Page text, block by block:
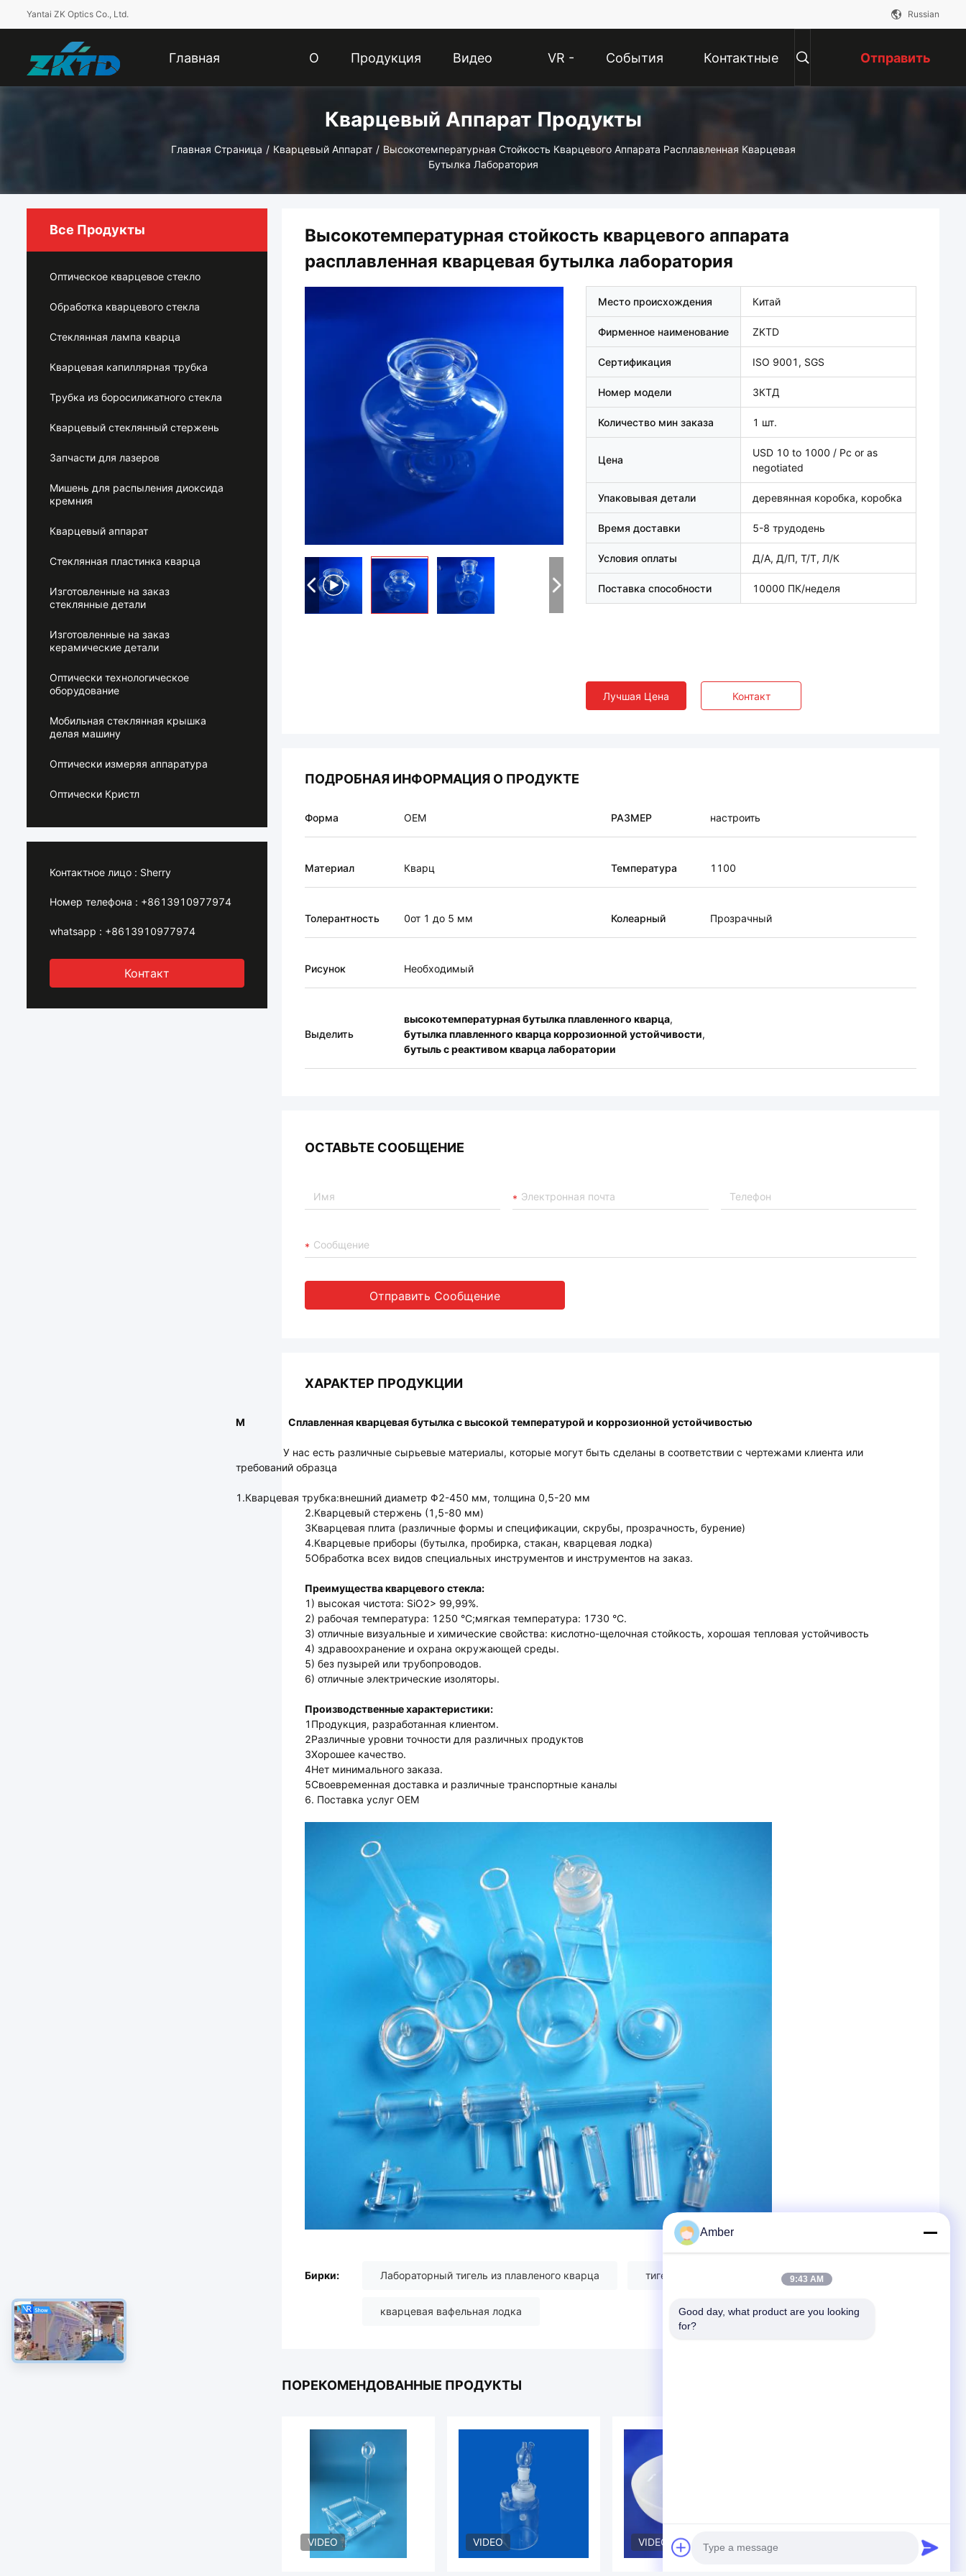
Yantai ZK Optics Co., Ltd. Russian
Главная О Продукция Видео VR -
Шоу
События Контактные Отправить
Кварцевый Аппарат Продукты
Главная Страница / Кварцевый Аппарат / Высокотемпературная Стойкость Кварцевого Аппарата Расплавленная Кварцевая
Бутылка Лаборатория
Все Продукты
Оптическое кварцевое стекло
Обработка кварцевого стекла
Стеклянная лампа кварца
Кварцевая капиллярная трубка
Трубка из боросиликатного стекла
Кварцевый стеклянный стержень
Запчасти для лазеров
Мишень для распыления диоксида
кремния
Кварцевый аппарат
Стеклянная пластинка кварца
Изготовленные на заказ
стеклянные детали
Изготовленные на заказ
керамические детали
Оптически технологическое
оборудование
Мобильная стеклянная крышка
делая машину
Оптически измеряя аппаратура
Оптически Кристл
Контактное лицо : Sherry
Номер телефона : +8613910977974
whatsapp : +8613910977974
Контакт
Высокотемпературная стойкость кварцевого аппарата
расплавленная кварцевая бутылка лаборатория
Место происхождения Китай
Фирменное наименование ZKTD
Сертификация ISO 9001, SGS
Номер модели ЗКТД
Количество мин заказа 1 шт.
Цена
USD 10 to 1000 / Pc or as
negotiated
Упаковывая детали деревянная коробка, коробка
Время доставки 5-8 трудодень
Условия оплаты Д/А, Д/П, Т/Т, Л/К
Поставка способности 10000 ПК/неделя
Лучшая Цена Контакт
ПОДРОБНАЯ ИНФОРМАЦИЯ О ПРОДУКТЕ
Форма OEM РАЗМЕР настроить
Материал Кварц Температура 1100
Толерантность 0от 1 до 5 мм Колеарный Прозрачный
Рисунок Необходимый
Выделить
высокотемпературная бутылка плавленного кварца,
бутылка плавленного кварца коррозионной устойчивости,
бутыль с реактивом кварца лаборатории
ОСТАВЬТЕ СООБЩЕНИЕ
Отправить Сообщение
ХАРАКТЕР ПРОДУКЦИИ
М Сплавленная кварцевая бутылка с высокой температурой и коррозионной устойчивостью
У нас есть различные сырьевые материалы, которые могут быть сделаны в соответствии с чертежами клиента или
требований образца
1.Кварцевая трубка:внешний диаметр Φ2-450 мм, толщина 0,5-20 мм
2.Кварцевый стержень (1,5-80 мм)
3Кварцевая плита (различные формы и спецификации, скрубы, прозрачность, бурение)
4.Кварцевые приборы (бутылка, пробирка, стакан, кварцевая лодка)
5Обработка всех видов специальных инструментов и инструментов на заказ.
Преимущества кварцевого стекла:
1) высокая чистота: SiO2> 99,99%.
2) рабочая температура: 1250 °C;мягкая температура: 1730 °C.
3) отличные визуальные и химические свойства: кислотно-щелочная стойкость, хорошая тепловая устойчивость
4) здравоохранение и охрана окружающей среды.
5) без пузырей или трубопроводов.
6) отличные электрические изоляторы.
Производственные характеристики:
1Продукция, разработанная клиентом.
2Различные уровни точности для различных продуктов
3Хорошее качество.
4Нет минимального заказа.
5Своевременная доставка и различные транспортные каналы
6. Поставка услуг OEM
Бирки: Лабораторный тигель из плавленого кварца тигель из плавленого кварца
кварцевая вафельная лодка
ПОРЕКОМЕНДОВАННЫЕ ПРОДУКТЫ
VIDEO VIDEO VIDEO
Amber
9:43 AM
Good day, what product are you looking
for?